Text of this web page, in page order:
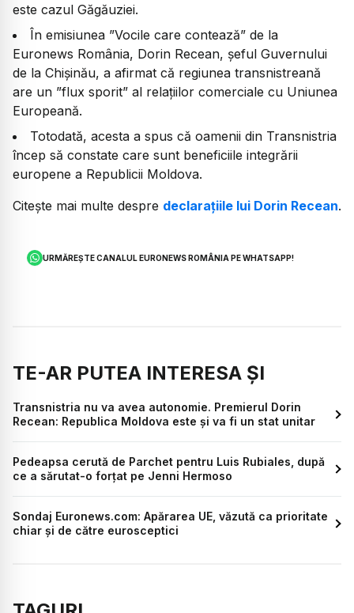
este cazul Găgăuziei.
În emisiunea ”Vocile care contează” de la
Euronews România, Dorin Recean, șeful Guvernului
de la Chișinău, a afirmat că regiunea transnistreană
are un ”flux sporit” al relațiilor comerciale cu Uniunea
Europeană.
Totodată, acesta a spus că oamenii din Transnistria
încep să constate care sunt beneficiile integrării
europene a Republicii Moldova.
Citește mai multe despre declarațiile lui Dorin Recean.
URMĂREȘTE CANALUL EURONEWS ROMÂNIA PE WHATSAPP!
TE-AR PUTEA INTERESA ȘI
Transnistria nu va avea autonomie. Premierul Dorin
Recean: Republica Moldova este și va fi un stat unitar
Pedeapsa cerută de Parchet pentru Luis Rubiales, după
ce a sărutat-o forțat pe Jenni Hermoso
Sondaj Euronews.com: Apărarea UE, văzută ca prioritate
chiar și de către eurosceptici